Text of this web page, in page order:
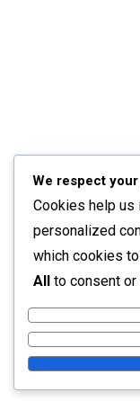
We respect
Cookies help us
personalized
which cookies
All to consent or